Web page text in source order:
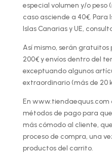
especial volumen y/o peso
caso asciende a 40€. Para
Islas Canarias y UE,
Así mismo, serán gratuitos
200€ y envíos dentro del
exceptuando algunos
extraordinario (más de 20
En
métodos de pago para
más cómodo al cliente,
proceso de compra, una
productos del carrito.